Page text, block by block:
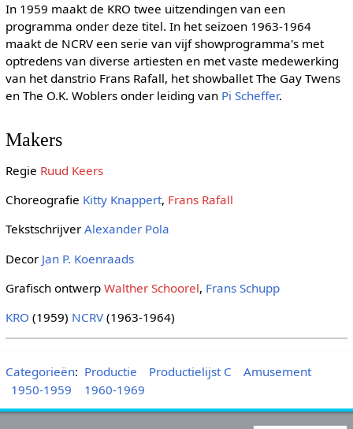
In 1959 maakt de KRO twee uitzendingen van een
programma onder deze titel. In het seizoen 1963-1964
maakt de NCRV een serie van vijf showprogramma's met
optredens van diverse artiesten en met vaste medewerking
van het danstrio Frans Rafall, het showballet The Gay Twens
en The O.K. Woblers onder leiding van Pi Scheffer.
Makers
Regie Ruud Keers
Choreografie Kitty Knappert, Frans Rafall
Tekstschrijver Alexander Pola
Decor Jan P. Koenraads
Grafisch ontwerp Walther Schoorel, Frans Schupp
KRO (1959) NCRV(1963-1964)
Categorieën: Productie Productielijst C
Amusement
1950-1959
1960-1969